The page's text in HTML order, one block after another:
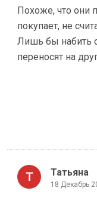
Похоже, что они
покупает, не
Лишь бы набить
переносят на
Татьяна
18 Декабрь